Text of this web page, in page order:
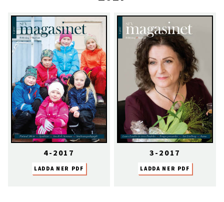
4-2017
LADDA NER PDF
3-2017
LADDA NER PDF